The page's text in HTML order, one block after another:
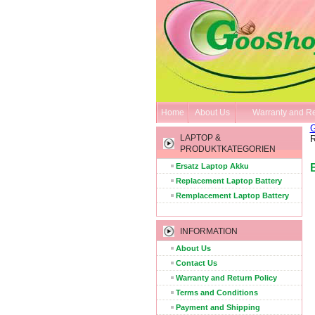
Home About Us Warranty and
LAPTOP &
PRODUKTKATEGORIEN
Ersatz Laptop Akku
Replacement Laptop Battery
Remplacement Laptop Battery
INFORMATION
About Us
Contact Us
Warranty and Return Policy
Terms and Conditions
Payment and Shipping